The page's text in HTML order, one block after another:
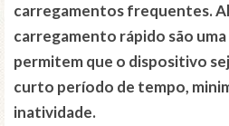
carregamentos frequentes.
carregamento rápido são
permitem que o dispositivo
curto período de tempo,
inatividade.